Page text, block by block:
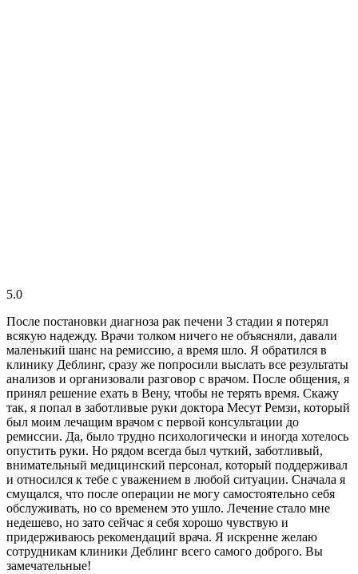
5.0
После постановки диагноза рак печени 3 стадии я потерял
всякую надежду. Врачи толком ничего не объясняли, давали
маленький шанс на ремиссию, а время шло. Я обратился в
клинику Деблинг, сразу же попросили выслать все результаты
анализов и организовали разговор с врачом. После общения, я
принял решение ехать в Вену, чтобы не терять время. Скажу
так, я попал в заботливые руки доктора Месут Ремзи, который
был моим лечащим врачом с первой консультации до
ремиссии. Да, было трудно психологически и иногда хотелось
опустить руки. Но рядом всегда был чуткий, заботливый,
внимательный медицинский персонал, который поддерживал
и относился к тебе с уважением в любой ситуации. Сначала я
смущался, что после операции не могу самостоятельно себя
обслуживать, но со временем это ушло. Лечение стало мне
недешево, но зато сейчас я себя хорошо чувствую и
придерживаюсь рекомендаций врача. Я искренне желаю
сотрудникам клиники Деблинг всего самого доброго. Вы
замечательные!